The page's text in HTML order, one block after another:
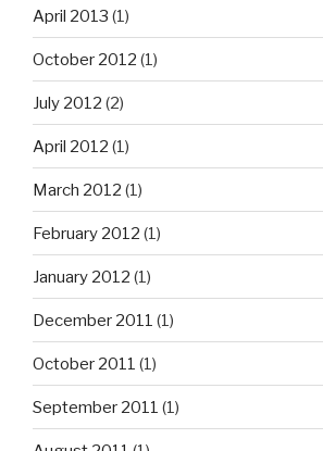
April 2013 (1)
October 2012 (1)
July 2012 (2)
April 2012 (1)
March 2012 (1)
February 2012 (1)
January 2012 (1)
December 2011 (1)
October 2011 (1)
September 2011 (1)